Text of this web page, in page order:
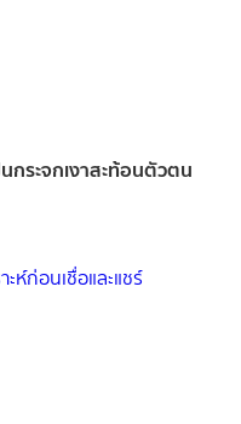
ระจกเงาสะท้อนตัวตน